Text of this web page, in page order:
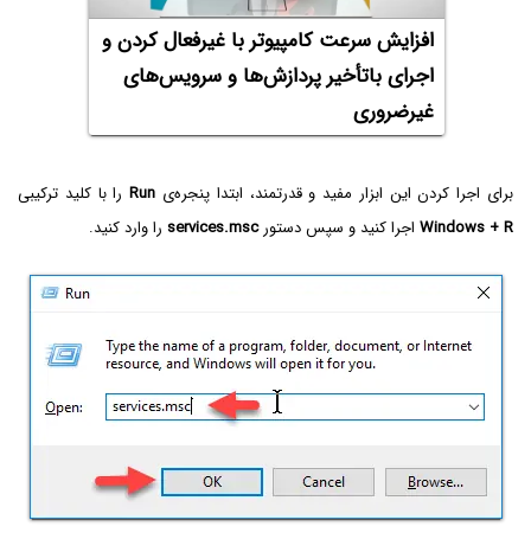
افزایش سرعت کامپیوتر با غیرفعال کردن و
اجرای باتأخیر پردازش‌ها و سرویس‌های
غیرضروری
برای اجرا کردن این ابزار مفید و قدرتمند، ابتدا پنجره‌ی Runرا با کلید ترکیبی
Windows + R اجرا کنید و سپس دستورservices.msc را وارد کنید.